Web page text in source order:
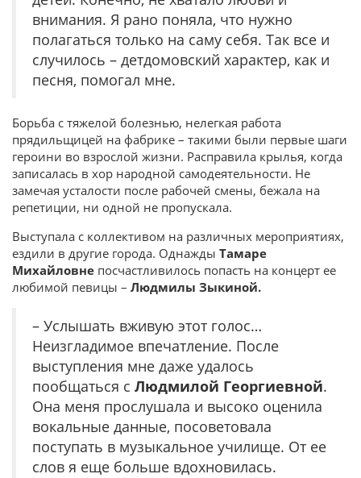
внимания. Я рано поняла, что нужно
полагаться только на саму себя. Так все и
случилось – детдомовский характер, как и
песня, помогал мне.
Борьба с тяжелой болезнью, нелегкая работа
прядильщицей на фабрике – такими были первые шаги
героини во взрослой жизни. Расправила крылья, когда
записалась в хор народной самодеятельности. Не
замечая усталости после рабочей смены, бежала на
репетиции, ни одной не пропускала.
Выступала с коллективом на различных мероприятиях,
ездили в другие города. Однажды Тамаре
Михайловне посчастливилось попасть на концерт ее
любимой певицы – Людмилы Зыкиной.
– Услышать вживую этот голос…
Неизгладимое впечатление. После
выступления мне даже удалось
пообщаться с Людмилой Георгиевной.
Она меня прослушала и высоко оценила
вокальные данные, посоветовала
поступать в музыкальное училище. От ее
слов я еще больше вдохновилась.